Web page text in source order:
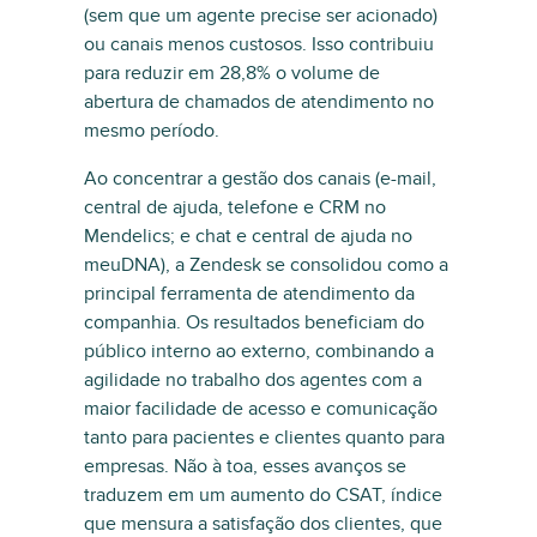
(sem que um agente precise ser acionado)
ou canais menos custosos. Isso contribuiu
para reduzir em 28,8% o volume de
abertura de chamados de atendimento no
mesmo período.
Ao concentrar a gestão dos canais (e-mail,
central de ajuda, telefone e CRM no
Mendelics; e chat e central de ajuda no
meuDNA), a Zendesk se consolidou como a
principal ferramenta de atendimento da
companhia. Os resultados beneficiam do
público interno ao externo, combinando a
agilidade no trabalho dos agentes com a
maior facilidade de acesso e comunicação
tanto para pacientes e clientes quanto para
empresas. Não à toa, esses avanços se
traduzem em um aumento do CSAT, índice
que mensura a satisfação dos clientes, que